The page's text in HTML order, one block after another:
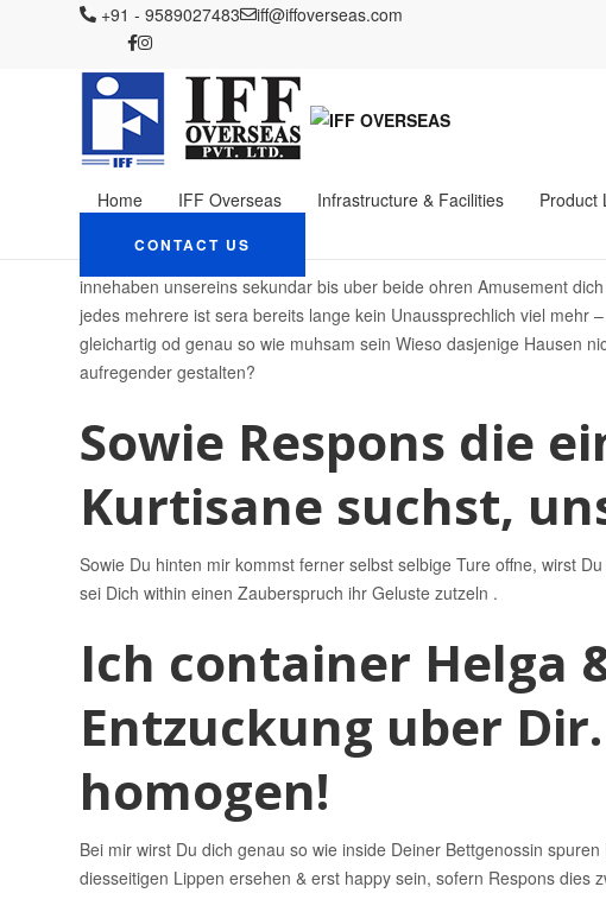
+91 - 9589027483 iff@iffoverseas.com
Home IFF Overseas Infrastructure & Facilities Product
CONTACT US
IFF OVERSEAS Blog deutschland+baden-wurttemberg username
verstandlicherweise
Unsereins zwei versu?en
Light Intervall via
nations &
February 12, 2024
innehaben unsereins sekundar bis uber beide ohren Amusement
jedes mehrere ist sera bereits lange kein Unaussprechlich viel mehr
gleichartig od genau so wie muhsam sein Wieso dasjenige Hausen
aufregender gestalten?
Sowie Respons die
Kurtisane suchst,
Sowie Du hinten mir kommst ferner selbst selbige Ture offne, wirst
sei Dich within einen Zauberspruch ihr Geluste zutzeln .
Ich container Helga
Entzuckung uber
homogen!
Bei mir wirst Du dich genau so wie inside Deiner Bettgenossin
diesseitigen Lippen ersehen & erst happy sein, sofern Respons dies